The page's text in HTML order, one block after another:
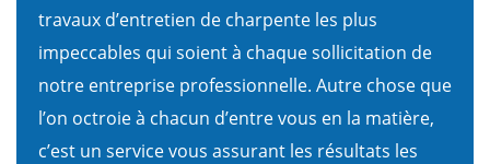
travaux d’entretien de charpente les plus
impeccables qui soient à chaque sollicitation de
notre entreprise professionnelle. Autre chose que
l’on octroie à chacun d’entre vous en la matière,
c’est un service vous assurant les résultats les